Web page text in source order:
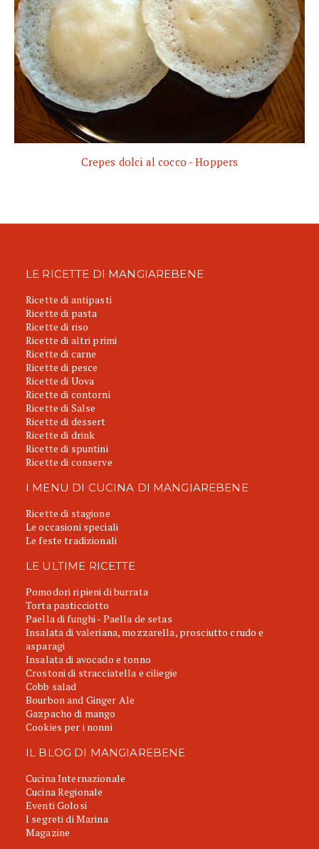
Crepes dolci al cocco - Hoppers
LE RICETTE DI MANGIAREBENE
Ricette di antipasti
Ricette di pasta
Ricette di riso
Ricette di altri primi
Ricette di carne
Ricette di pesce
Ricette di Uova
Ricette di contorni
Ricette di Salse
Ricette di dessert
Ricette di drink
Ricette di spuntini
Ricette di conserve
I MENU DI CUCINA DI MANGIAREBENE
Ricette di stagione
Le occasioni speciali
Le feste tradizionali
LE ULTIME RICETTE
Pomodori ripieni di burrata
Torta pasticciotto
Paella di funghi - Paella de setas
Insalata di valeriana, mozzarella, prosciutto crudo e
asparagi
Insalata di avocado e tonno
Crostoni di stracciatella e ciliegie
Cobb salad
Bourbon and Ginger Ale
Gazpacho di mango
Cookies per i nonni
IL BLOG DI MANGIAREBENE
Cucina Internazionale
Cucina Regionale
Eventi Golosi
I segreti di Marina
Magazine